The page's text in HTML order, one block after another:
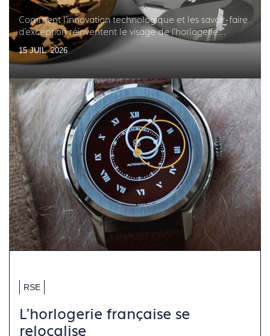
Comment l'innovation technologique et les savoir-faire
d'exception réinventent le visage de l'horlogerie
française
15 JUIL. 2026
RSE
L'horlogerie française se
relocalise